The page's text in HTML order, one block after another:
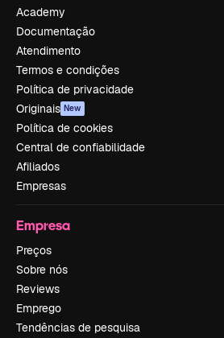
Academy
Documentação
Atendimento
Termos e condições
Política de privacidade
Originais New
Política de cookies
Central de confiabilidade
Afiliados
Empresas
Empresa
Preços
Sobre nós
Reviews
Emprego
Tendências de pesquisa